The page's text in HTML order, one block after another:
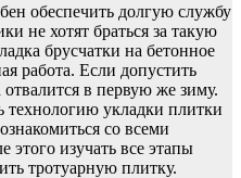
обеспечить долгую службу
не хотят браться за такую
брусчатки на бетонное
работа. Если допустить
в первую же зиму.
укладки плитки
со всеми
этого изучать все этапы
тротуарную плитку.